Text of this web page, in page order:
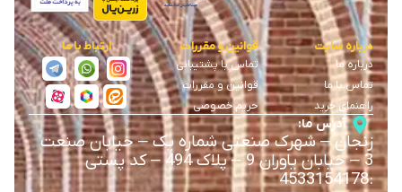
درباره سایت
درباره ما
تماس با ما
راهنمای خرید
قوانین و مقررات
تماس با پشتیبانی
قوانین و مقررات
حریم خصوصی
ارتباط با ما
آدرس ما:
زنجان–شهرک صنعتی شماره یک–خیابان صنعت
3
–خیابان یاوران 9 –
پلاک 494 – کد پستی
:
4533154178